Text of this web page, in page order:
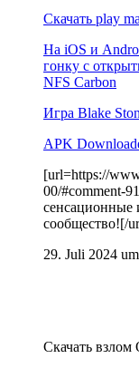
Скачать play
На iOS и
гонку с
NFS Carbon
Игра Blake
APK
[url=https://
00/#comment-
сенсационные
сообщество![/
29. Juli 2024
Скачать